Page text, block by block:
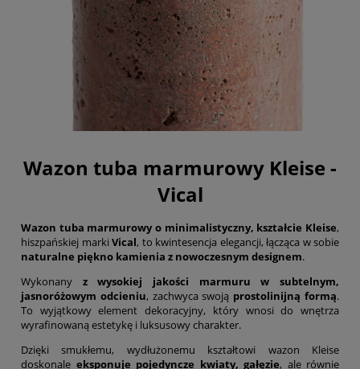
Wazon tuba marmurowy Kleise -
Vical
Wazon tuba marmurowy o minimalistyczny, kształcie Kleise,
hiszpańskiej marki Vical, to kwintesencja elegancji, łącząca w sobie
naturalne piękno kamienia z nowoczesnym designem.
Wykonany z wysokiej jakości marmuru w subtelnym,
jasnoróżowym odcieniu, zachwyca swoją prostolinijną formą.
To wyjątkowy element dekoracyjny, który wnosi do wnętrza
wyrafinowaną estetykę i luksusowy charakter.
Dzięki smukłemu, wydłużonemu kształtowi wazon Kleise
doskonale eksponuje pojedyncze kwiaty, gałęzie, ale równie